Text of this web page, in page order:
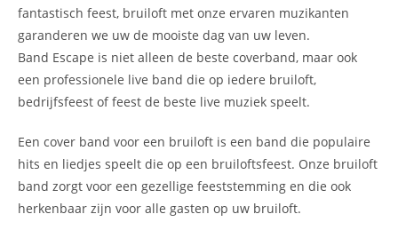
fantastisch feest, bruiloft met onze ervaren muzikanten
garanderen we uw de mooiste dag van uw leven.
Band Escape is niet alleen de beste coverband, maar ook
een professionele live band die op iedere bruiloft,
bedrijfsfeest of feest de beste live muziek speelt.
Een cover band voor een bruiloft is een band die populaire
hits en liedjes speelt die op een bruiloftsfeest. Onze bruiloft
band zorgt voor een gezellige feeststemming en die ook
herkenbaar zijn voor alle gasten op uw bruiloft.